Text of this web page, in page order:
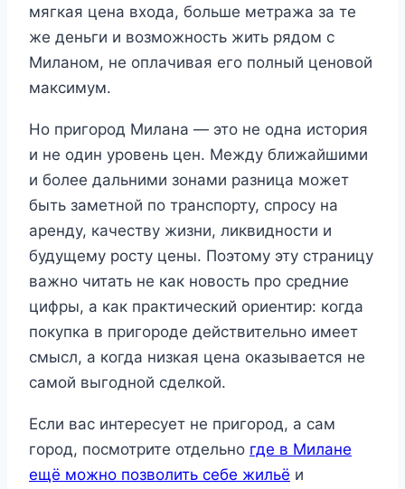
мягкая цена входа, больше метража за те
же деньги и возможность жить рядом с
Миланом, не оплачивая его полный ценовой
максимум.
Но пригород Милана — это не одна история
и не один уровень цен. Между ближайшими
и более дальними зонами разница может
быть заметной по транспорту, спросу на
аренду, качеству жизни, ликвидности и
будущему росту цены. Поэтому эту страницу
важно читать не как новость про средние
цифры, а как практический ориентир: когда
покупка в пригороде действительно имеет
смысл, а когда низкая цена оказывается не
самой выгодной сделкой.
Если вас интересует не пригород, а сам
город, посмотрите отдельно где в Милане
ещё можно позволить себе жильё и